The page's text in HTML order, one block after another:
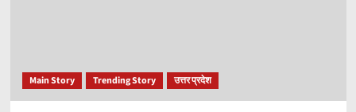
Main Story Trending Story उत्तर प्रदेश